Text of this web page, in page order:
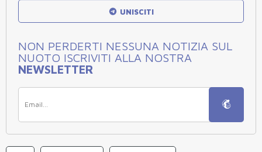
UNISCITI
NON PERDERTI NESSUNA NOTIZIA SUL
NUOTO ISCRIVITI ALLA NOSTRA
NEWSLETTER